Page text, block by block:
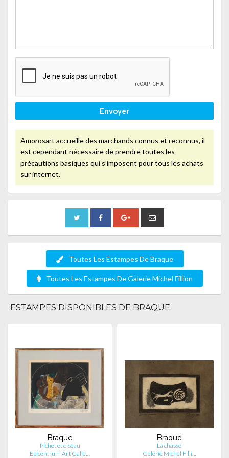
Envoyer
Amorosart accueille des marchands connus et reconnus, il
est cependant nécessaire de prendre toutes les
précautions basiques qui s’imposent pour tous les achats
sur internet.
Toutes Les Estampes De Braque
Toutes Les Estampes De Galerie Michel Fillion
ESTAMPES DISPONIBLES DE BRAQUE
Braque
Pichet et oiseau
Epicentrum Art Galle…
Braque
La chasse
Galerie Michel Filli…